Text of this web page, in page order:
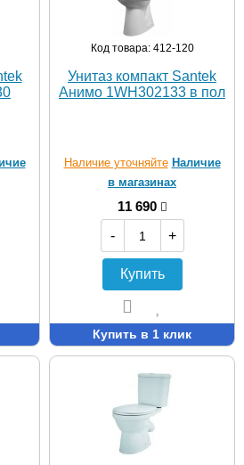
Код товара: 412-120
Унитаз компакт Santek
Анимо 1WH302133 в пол
Наличие уточняйте Наличие
в магазинах
11 690
-
+
Купить
Купить в 1 клик